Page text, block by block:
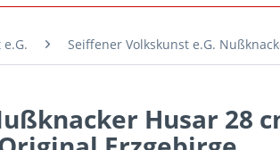
Seiffener Volkskunst e.G.
Husar 28